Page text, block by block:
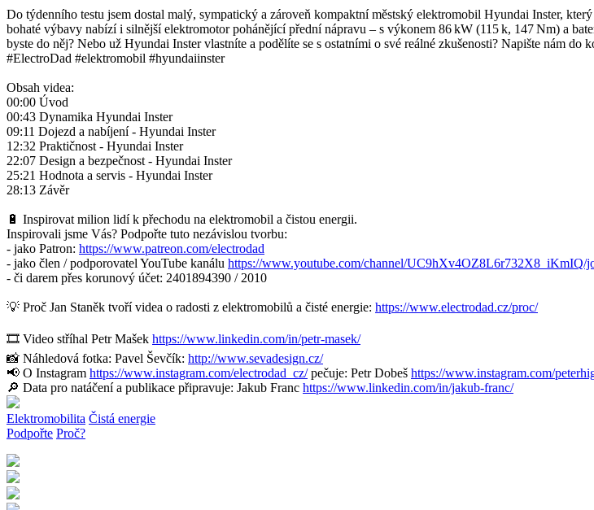
Do týdenního testu jsem dostal malý, sympatický a zároveň kompaktní městský elektromobil Hyundai Inster,
bohaté výbavy nabízí i silnější elektromotor pohánějící přední nápravu – s výkonem 86 kW (115 k, 147 Nm) a
byste do něj? Nebo už Hyundai Inster vlastníte a podělíte se s ostatními o své reálné zkušenosti? Napište nám do
#ElectroDad #elektromobil #hyundaiinster
Obsah videa:
00:00 Úvod
00:43 Dynamika Hyundai Inster
09:11 Dojezd a nabíjení - Hyundai Inster
12:32 Praktičnost - Hyundai Inster
22:07 Design a bezpečnost - Hyundai Inster
25:21 Hodnota a servis - Hyundai Inster
28:13 Závěr
🔋 Inspirovat milion lidí k přechodu na elektromobil a čistou energii.
Inspirovali jsme Vás? Podpořte tuto nezávislou tvorbu:
- jako Patron: https://www.patreon.com/electrodad
- jako člen / podporovatel YouTube kanálu https://www.youtube.com/channel/UC9hXv4OZ8L6r732X8_iKmIQ/
- či darem přes korunový účet: 2401894390 / 2010
💡 Proč Jan Staněk tvoří videa o radosti z elektromobilů a čisté energie: https://www.electrodad.cz/proc/
🎞 Video stříhal Petr Mašek https://www.linkedin.com/in/petr-masek/
📸 Náhledová fotka: Pavel Ševčík: http://www.sevadesign.cz/
📢 O Instagram https://www.instagram.com/electrodad_cz/pečuje: Petr Dobeš https://www.instagram.com/
🔎 Data pro natáčení a publikace připravuje: Jakub Franc https://www.linkedin.com/in/jakub-franc/
Elektromobilita Čistá energie
Podpořte Proč?